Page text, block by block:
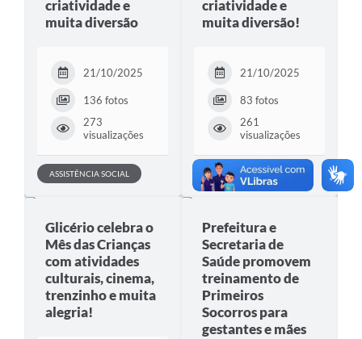
criatividade e
muita diversão
21/10/2025
136 fotos
273
visualizações
ASSISTÊNCIA SOCIAL
criatividade e
muita diversão!
21/10/2025
83 fotos
261
visualizações
EDUCAÇÃO
Glicério celebra o
Mês das Crianças
com atividades
culturais, cinema,
trenzinho e muita
alegria!
Prefeitura e
Secretaria de
Saúde promovem
treinamento de
Primeiros
Socorros para
gestantes e mães